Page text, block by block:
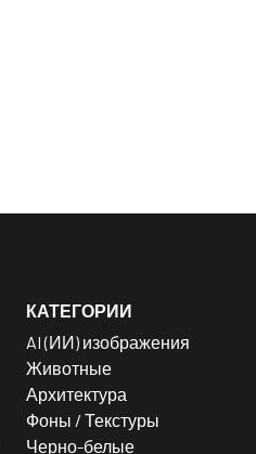
КАТЕГОРИИ
AI (ИИ) изображения
Животные
Архитектура
Фоны / Текстуры
Черно-белые